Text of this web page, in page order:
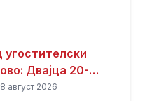
угостителски
Двајца 20-
со нож,
8 август 2026